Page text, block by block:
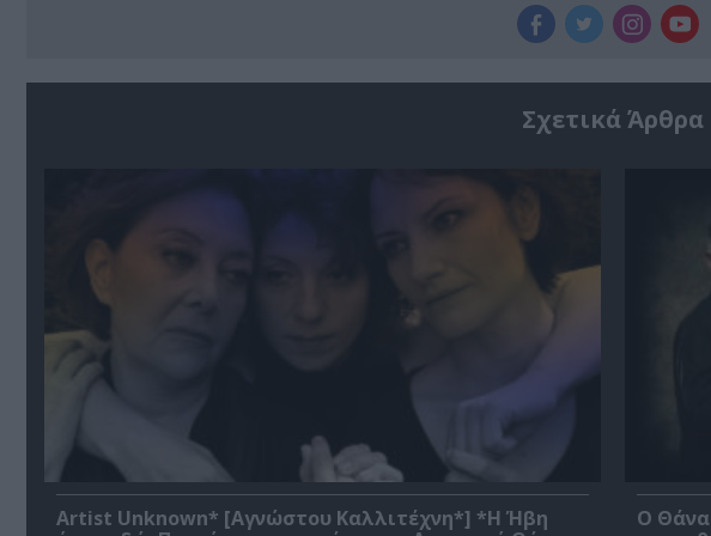
Σχετικά Άρθρα
Artist Unknown* [Αγνώστου Καλλιτέχνη*] *Η Ήβη
Ο